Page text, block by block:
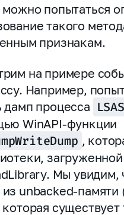
попытаться
такого
признакам.
на примере
Например,
дамп процесса
WinAPI‑функции
,
Мы увидим,
unbacked‑памяти
существует